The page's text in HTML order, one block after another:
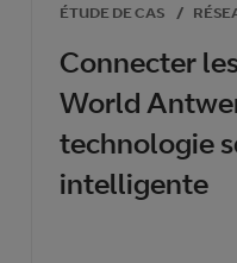
ÉTUDE DE CAS /
Connecter
World
technologie
intelligente